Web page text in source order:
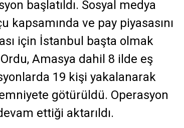
başlatıldı. Sosyal medya
kapsamında ve pay piyasasını
için İstanbul başta olmak
Amasya dahil 8 ilde eş
19 kişi yakalanarak
götürüldü. Operasyon
ettiği aktarıldı.